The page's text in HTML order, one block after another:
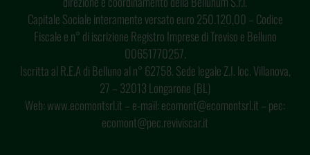
Capitale Sociale interamente versato euro 250.120,00 – Codice
Fiscale e n° di iscrizione Registro Imprese di Treviso e Belluno
00651770257.
Iscritta al R.E.A di Belluno al n° 62758. Sede legale Z.I. loc. Villanova,
27 – 32013 Longarone (BL)
Web: www.ecomontsrl.it – e-mail: ecomont@ecomontsrl.it – pec:
ecomont@pec.reviviscar.it